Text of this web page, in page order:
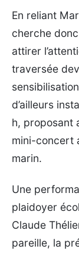
En reliant
cherche
attirer
traversée
d’ailleurs
h, proposant
mini-concert
marin.
Une
plaidoyer
Claude
pareille, la